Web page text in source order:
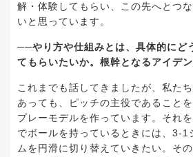
解・体験してもらい、この先へとつ
いと思っています。
──やり方や仕組みとは、具体的にど
てもらいたいか。根幹となるアイデ
これまでも話してきましたが、私た
あっても、ピッチの主役であること
プレーモデルを作っています。それ
でボールを持っているときには、3-1
ムを円滑に切り替えていきたい。そ